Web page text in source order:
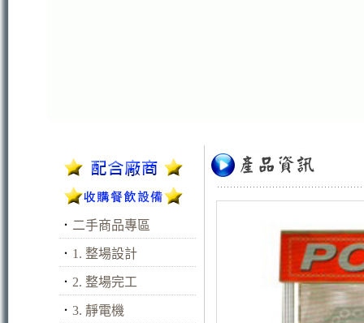
． 二手商品專區
． 1. 整場設計
． 2. 整場完工
． 3. 靜電機